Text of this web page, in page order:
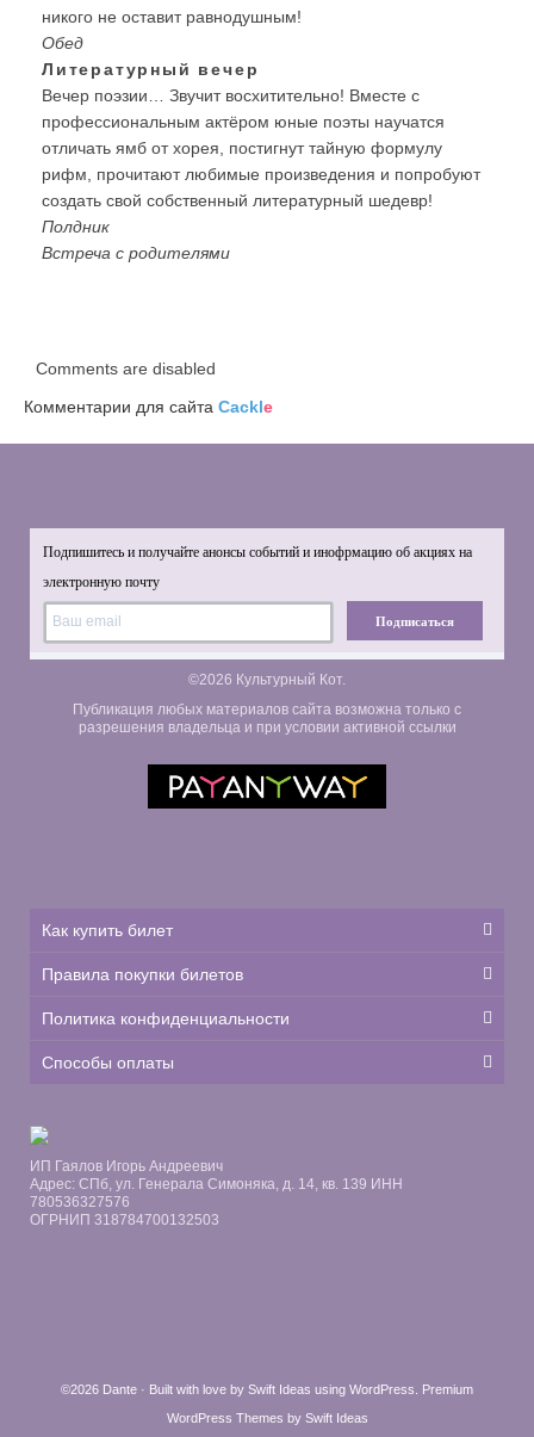
никого не оставит равнодушным!
Обед
Литературный вечер
Вечер поэзии… Звучит восхитительно! Вместе с
профессиональным актёром юные поэты научатся
отличать ямб от хорея, постигнут тайную формулу
рифм, прочитают любимые произведения и попробуют
создать свой собственный литературный шедевр!
Полдник
Встреча с родителями
Comments are disabled
Комментарии для сайта Cackle
Подпишитесь и получайте анонсы событий и инофрмацию об акциях на
электронную почту
Подписаться
©2026 Культурный Кот.
Публикация любых материалов сайта возможна только с
разрешения владельца и при условии активной ссылки
Как купить билет
Правила покупки билетов
Политика конфиденциальности
Способы оплаты
ИП Гаялов Игорь Андреевич
Адрес: СПб, ул. Генерала Симоняка, д. 14, кв. 139 ИНН
780536327576
ОГРНИП 318784700132503
©2026 Dante · Built with love by Swift Ideas using WordPress
Premium
WordPress Themes by Swift Ideas